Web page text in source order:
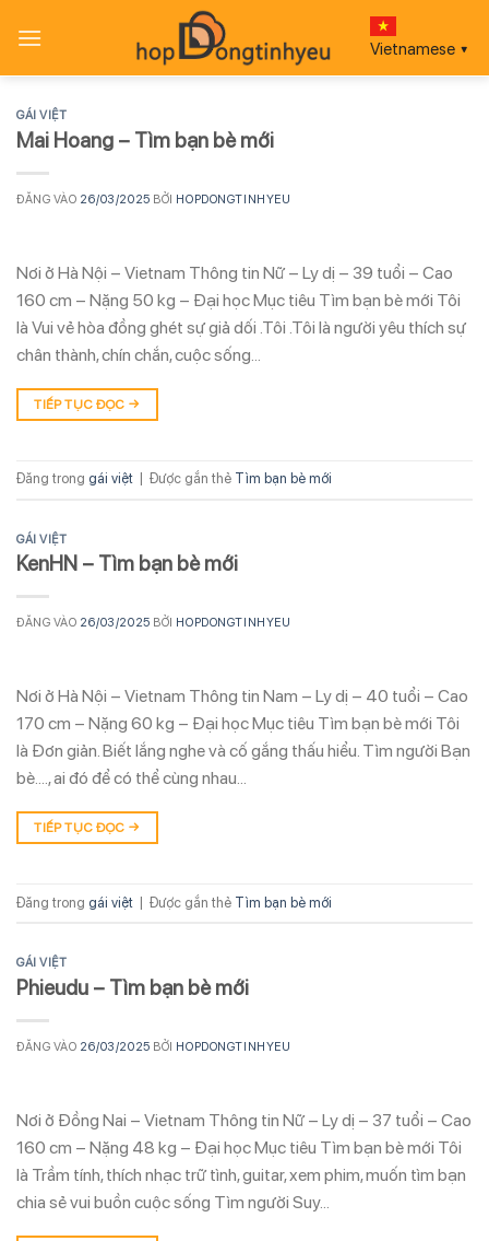
qua
Vietnamese ▼
GÁI VIỆT
Mai Hoang – Tìm bạn bè mới
ĐĂNG VÀO 26/03/2025 BỞI HOPDONGTINHYEU
Nơi ở Hà Nội – Vietnam Thông tin Nữ – Ly dị – 39 tuổi – Cao
160 cm – Nặng 50 kg – Đại học Mục tiêu Tìm bạn bè mới Tôi
là Vui vẻ hòa đồng ghét sự giả dối .Tôi .Tôi là người yêu thích sự
chân thành, chín chắn, cuộc sống…
TIẾP TỤC ĐỌC →
Đăng trong gái việt Được gắn thẻ Tìm bạn bè mới
GÁI VIỆT
KenHN – Tìm bạn bè mới
ĐĂNG VÀO 26/03/2025 BỞI HOPDONGTINHYEU
Nơi ở Hà Nội – Vietnam Thông tin Nam – Ly dị – 40 tuổi – Cao
170 cm – Nặng 60 kg – Đại học Mục tiêu Tìm bạn bè mới Tôi
là Đơn giản. Biết lắng nghe và cố gắng thấu hiểu. Tìm người Bạn
bè…., ai đó để có thể cùng nhau…
TIẾP TỤC ĐỌC →
Đăng trong gái việt | Được gắn thẻ Tìm bạn bè mới
GÁI VIỆT
Phieudu – Tìm bạn bè mới
ĐĂNG VÀO 26/03/2025 BỞI HOPDONGTINHYEU
Nơi ở Đồng Nai – Vietnam Thông tin Nữ – Ly dị – 37 tuổi – Cao
160 cm – Nặng 48 kg – Đại học Mục tiêu Tìm bạn bè mới Tôi
là Trầm tính, thích nhạc trữ tình, guitar, xem phim, muốn tìm bạn
chia sẻ vui buồn cuộc sống Tìm người Suy…